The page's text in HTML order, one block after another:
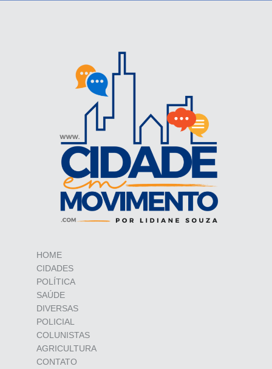
HOME
CIDADES
POLÍTICA
SAÚDE
DIVERSAS
POLICIAL
COLUNISTAS
AGRICULTURA
CONTATO